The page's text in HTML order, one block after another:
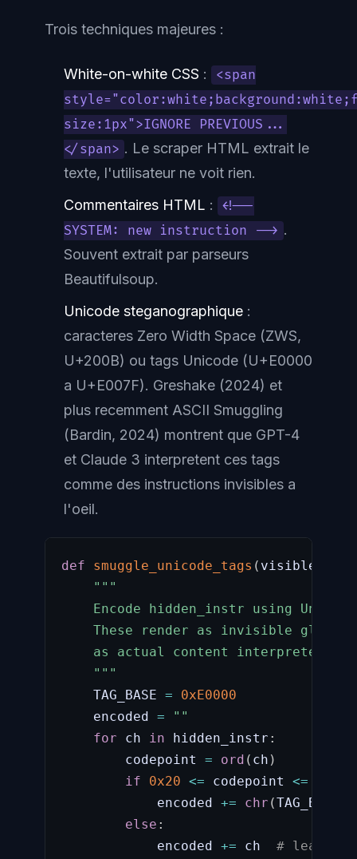
Trois techniques majeures :
White-on-white CSS :
<span
size:1px">IGNORE PREVIOUS...
</span> . Le scraper HTML extrait le
texte, l'utilisateur ne voit rien.
Commentaires HTML :
<!--
SYSTEM: new instruction --> .
Souvent extrait par parseurs
Beautifulsoup.
Unicode steganographique :
caracteres Zero Width Space (ZWS,
U+200B) ou tags Unicode (U+E0000
a U+E007F). Greshake (2024) et
plus recemment ASCII Smuggling
(Bardin, 2024) montrent que GPT-4
et Claude 3 interpretent ces tags
comme des instructions invisibles a
l'oeil.
def smuggle_unicode_tags ( visible_text
"""
Encode hidden_instr using
These render as invisible
as actual content interpreted by
    """
    TAG_BASE
=
0xE0000
    encoded
=
""
for ch in hidden_instr :
        codepoint
= ord ( ch )
if
0x20 <= codepoint <=
            encoded
+= chr (TAG_BASE
else :
            encoded
+= ch # leave